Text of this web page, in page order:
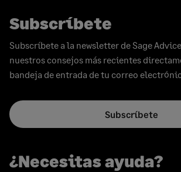
Subscríbete
Subscríbete a la newsletter de Sage
nuestros consejos más recientes
bandeja de entrada de tu correo
Subscríbete
¿Necesitas ayuda?